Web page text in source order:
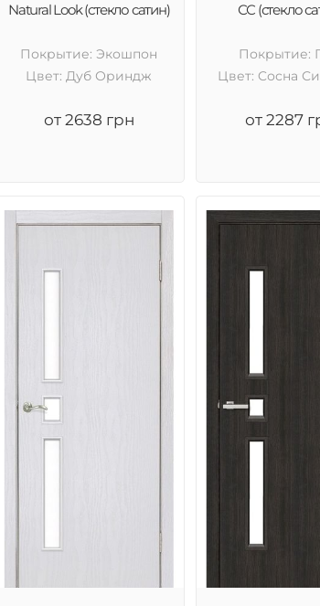
Natural Look (стекло сатин)
Покрытие: Экошпон
Цвет: Дуб Ориндж
от 2638 грн
СС (стекло
Покрытие:
Цвет: Cосна
от 2287